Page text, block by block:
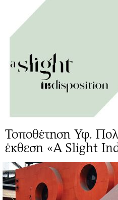
Τοποθέτηση Υφ.
έκθεση «A Slight